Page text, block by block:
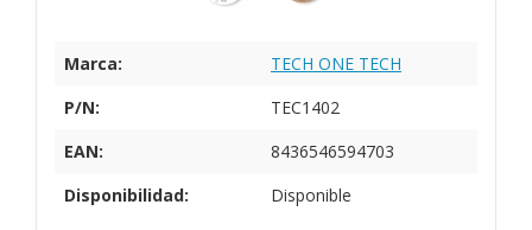
Marca:
TECH ONE TECH
P/N:
TEC1402
EAN:
8436546594703
Disponibilidad:
Disponible